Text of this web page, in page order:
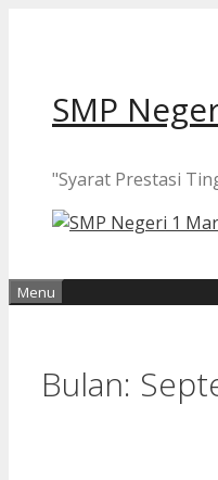
SMP
"Syarat Prestasi
Menu
Bulan: